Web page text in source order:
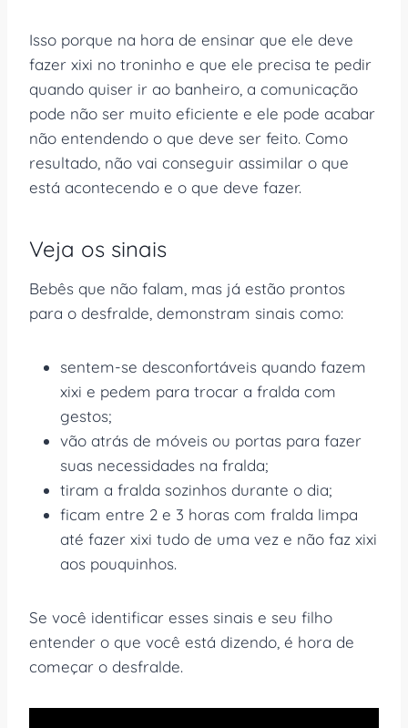
Isso porque na hora de ensinar que ele deve
fazer xixi no troninho e que ele precisa te pedir
quando quiser ir ao banheiro, a comunicação
pode não ser muito eficiente e ele pode acabar
não entendendo o que deve ser feito. Como
resultado, não vai conseguir assimilar o que
está acontecendo e o que deve fazer.
Veja os sinais
Bebês que não falam, mas já estão prontos
para o desfralde, demonstram sinais como:
sentem-se desconfortáveis quando fazem
xixi e pedem para trocar a fralda com
gestos;
vão atrás de móveis ou portas para fazer
suas necessidades na fralda;
tiram a fralda sozinhos durante o dia;
ficam entre 2 e 3 horas com fralda limpa
até fazer xixi tudo de uma vez e não faz xixi
aos pouquinhos.
Se você identificar esses sinais e seu filho
entender o que você está dizendo, é hora de
começar o desfralde.